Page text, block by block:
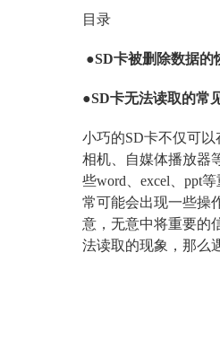
目录
●SD卡被删除数据的
●SD卡无法读取的常
小巧的SD卡不仅可
相机、自媒体播放器
些word、excel、ppt
常可能会出现一些操
意，无意中将重要的
法读取的现象，那么